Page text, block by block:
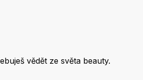
vědět ze světa beauty.